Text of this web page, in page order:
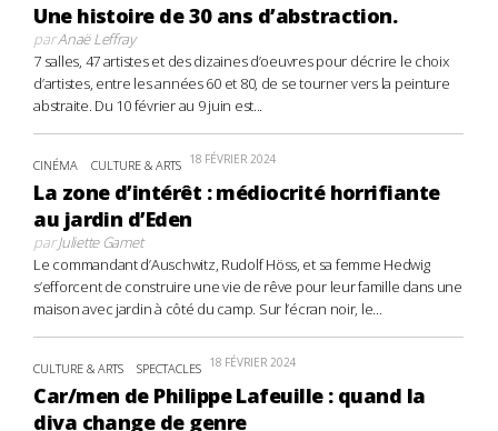
Une histoire de 30 ans d’abstraction.
parAnaë Leffray
7 salles, 47 artistes et des dizaines d’oeuvres pour décrire le choix
d’artistes, entre les années 60 et 80, de se tourner vers la peinture
abstraite. Du 10 février au 9 juin est...
CINÉMA CULTURE & ARTS 18 FÉVRIER 2024
La zone d’intérêt : médiocrité horrifiante
au jardin d’Eden
parJuliette Gamet
Le commandant d’Auschwitz, Rudolf Höss, et sa femme Hedwig
s’efforcent de construire une vie de rêve pour leur famille dans une
maison avec jardin à côté du camp. Sur l’écran noir, le...
CULTURE & ARTS SPECTACLES 18 FÉVRIER 2024
Car/men de Philippe Lafeuille : quand la
diva change de genre